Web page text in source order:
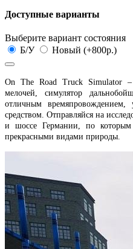
Доступные варианты
Выберите вариант состояния
Б/У
Новый (+800р.)
On The Road Truck Simulator
мелочей, симулятор
отличным времяпровождением,
средством. Отправляйся на
и шоссе Германии, по которым
прекрасными видами природы.